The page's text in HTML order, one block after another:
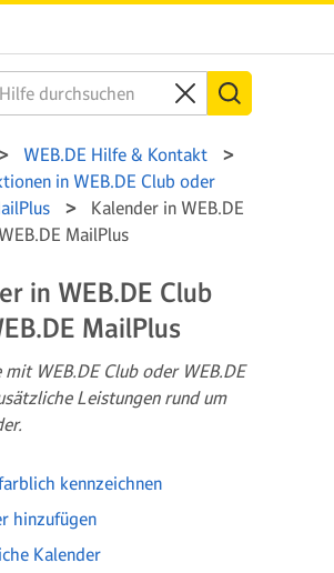
WEB.DE Hilfe & Kontakt
in WEB.DE Club oder
Kalender in WEB.DE
MailPlus
in WEB.DE Club
MailPlus
mit WEB.DE Club oder WEB.DE
Leistungen rund um
kennzeichnen
hinzufügen
Kalender